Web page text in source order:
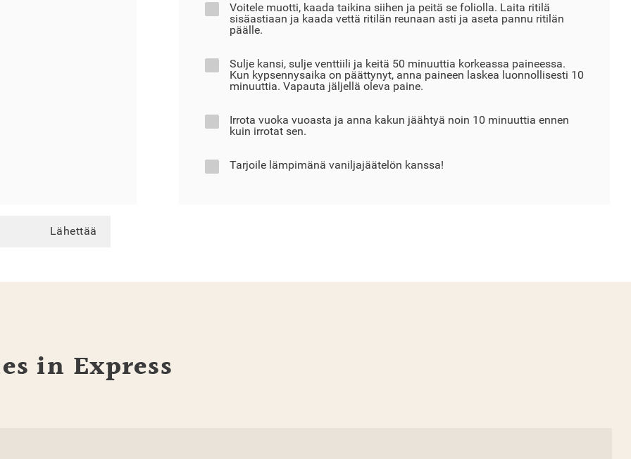
Lähettää
Voitele muotti, kaada taikina siihen ja peitä se foliolla. Laita ritilä
sisäastiaan ja kaada vettä ritilän reunaan asti ja aseta pannu ritilän
päälle.
Sulje kansi, sulje venttiili ja keitä 50 minuuttia korkeassa paineessa.
Kun kypsennysaika on päättynyt, anna paineen laskea luonnollisesti 10
minuuttia. Vapauta jäljellä oleva paine.
Irrota vuoka vuoasta ja anna kakun jäähtyä noin 10 minuuttia ennen
kuin irrotat sen.
Tarjoile lämpimänä vaniljajäätelön kanssa!
in Express